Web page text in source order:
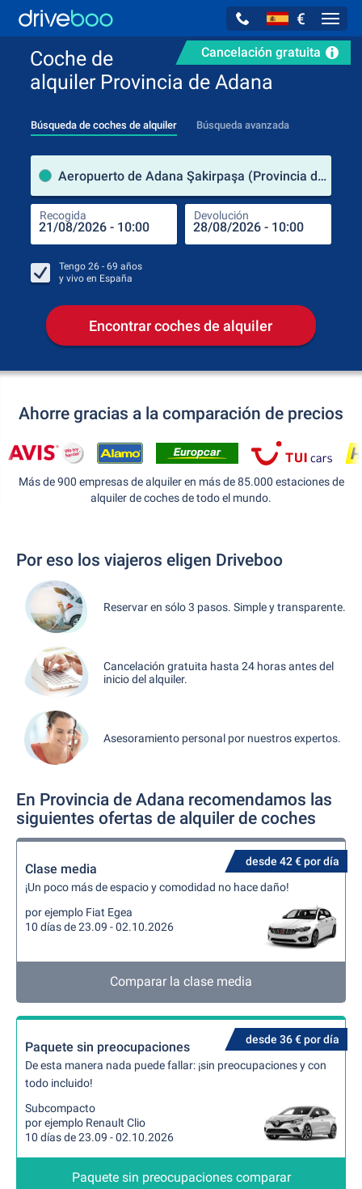
€
Cancelación gratuita
Coche de
alquiler Provincia de Adana
Búsqueda de coches de alquiler Búsqueda avanzada
Aeropuerto de Adana Şakirpaşa (Provincia de Adana / Turquía)
Recogida Devolución
Tengo 26 - 69 años
y vivo en España
Encontrar coches de alquiler
Ahorre gracias a la comparación de precios
Más de 900 empresas de alquiler en más de 85.000 estaciones de
alquiler de coches de todo el mundo.
Por eso los viajeros eligen Driveboo
Reservar en sólo 3 pasos. Simple y transparente.
Cancelación gratuita hasta 24 horas antes del
inicio del alquiler.
Asesoramiento personal por nuestros expertos.
En Provincia de Adana recomendamos las
siguientes ofertas de alquiler de coches
desde 42 € por día
Clase media
¡Un poco más de espacio y comodidad no hace daño!
por ejemplo Fiat Egea
10 días de 23.09 - 02.10.2026
Comparar la clase media
desde 36 € por día
Paquete sin preocupaciones
De esta manera nada puede fallar: ¡sin preocupaciones y con
todo incluido!
Subcompacto
por ejemplo Renault Clio
10 días de 23.09 - 02.10.2026
Paquete sin preocupaciones comparar